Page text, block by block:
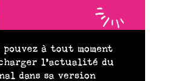
pouvez à tout moment
l’actualité du
dans sa version